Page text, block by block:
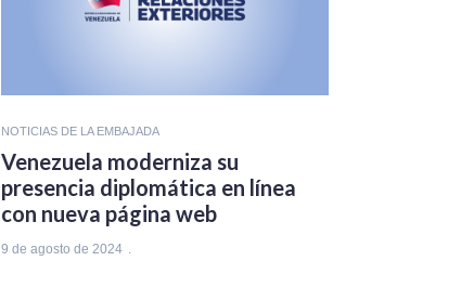
NOTICIAS DE LA EMBAJADA
Venezuela moderniza su
presencia diplomática en línea
con nueva página web
9 de agosto de 2024